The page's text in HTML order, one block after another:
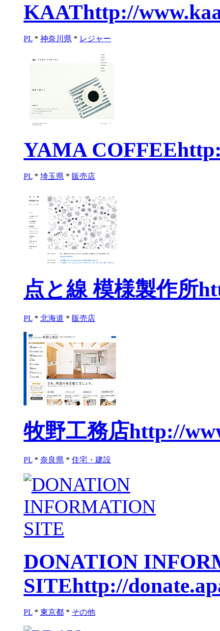
KAAThttp://
PL * 神奈川県 * レジャー
YAMA COFFEE
PL * 埼玉県 * 販売店
点と線 模様製作所
PL * 北海道 * 販売店
牧野工務店http://
PL * 奈良県 * 住宅・建設
DONATION
SITEhttp://
PL * 東京都 * その他